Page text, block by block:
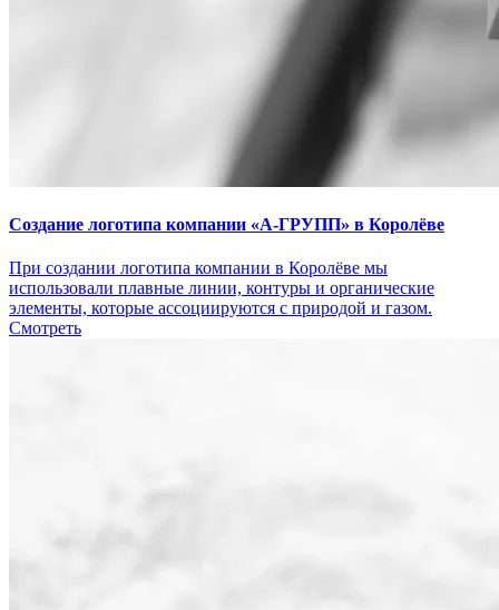
Создание логотипа компании «А-ГРУПП» в Королёве
При создании логотипа компании в Королёве мы
использовали плавные линии, контуры и органические
элементы, которые ассоциируются с природой и газом.
Смотреть